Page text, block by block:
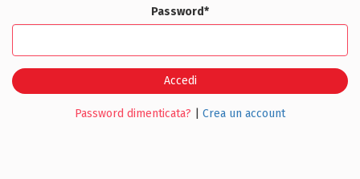
Password*
Accedi
Password dimenticata? Crea un account